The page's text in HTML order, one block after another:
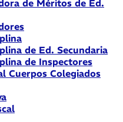
de Méritos de Ed.
de Ed. Secundaria
de Inspectores
Cuerpos Colegiados